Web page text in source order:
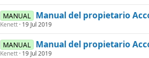
MANUAL Manual del propietario
Kenett 19 Jul 2019
MANUAL Manual del propietario
Kenett 19 Jul 2019